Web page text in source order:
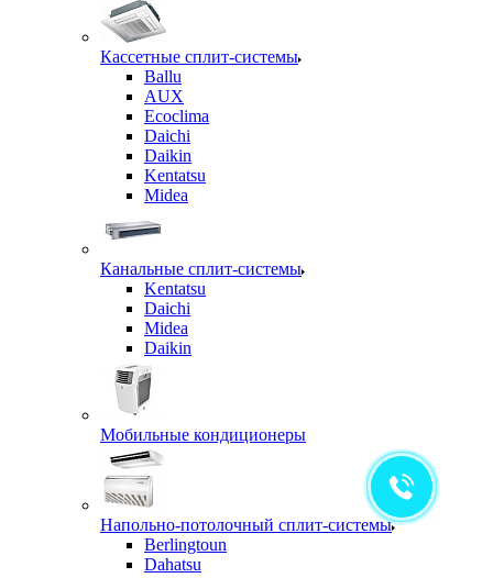
Кассетные сплит-системы
Ballu
AUX
Ecoclima
Daichi
Daikin
Kentatsu
Midea
Канальные сплит-системы
Kentatsu
Daichi
Midea
Daikin
Мобильные кондиционеры
Напольно-потолочный сплит-системы
Berlingtoun
Dahatsu